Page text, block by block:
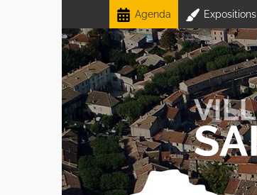
Agenda Expositions